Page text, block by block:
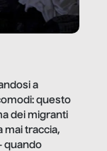
a
questo
dei migranti
mai traccia,
quando